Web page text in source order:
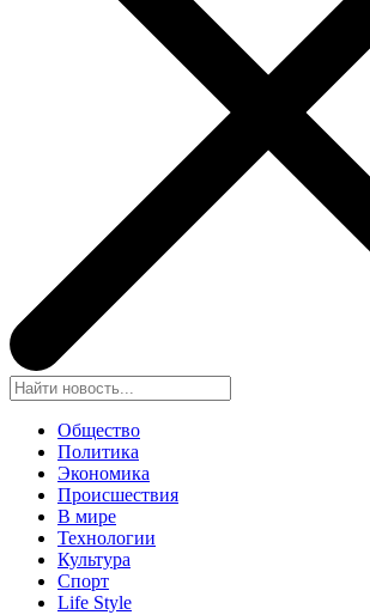
Общество
Политика
Экономика
Происшествия
В мире
Технологии
Культура
Спорт
Life Style